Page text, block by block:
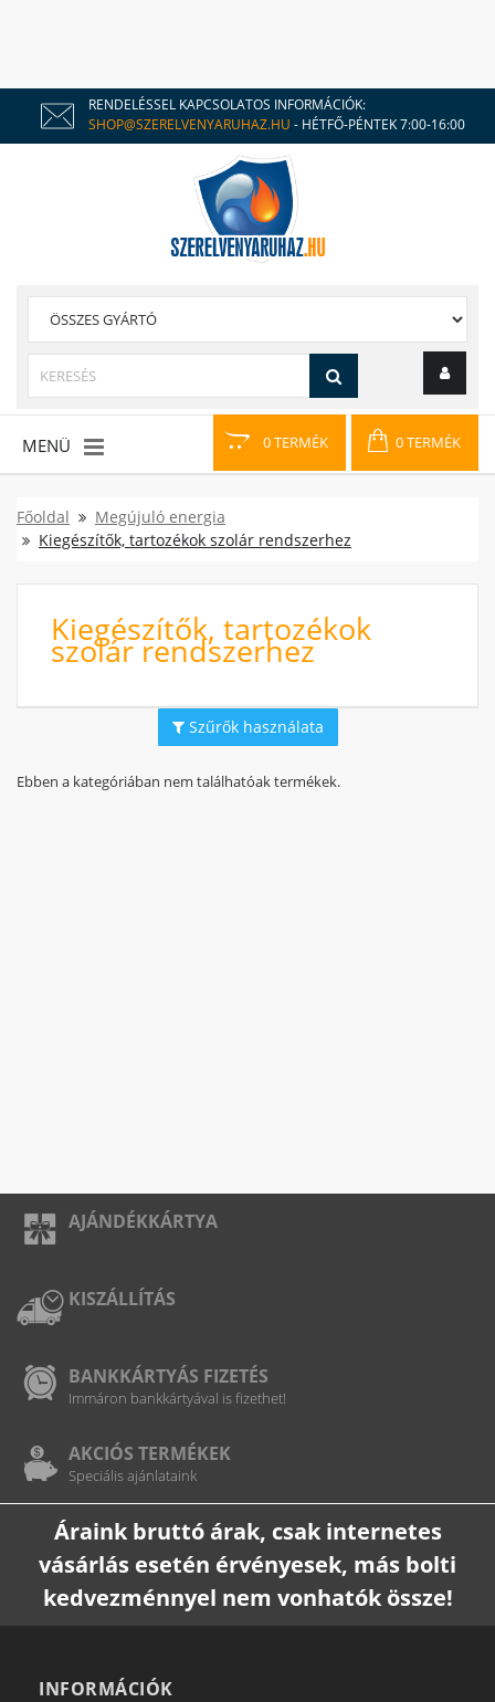
RENDELÉSSEL KAPCSOLATOS INFORMÁCIÓK:
SHOP@SZERELVENYARUHAZ.HU - HÉTFŐ-PÉNTEK 7:00-16:00
0 TERMÉK 0 TERMÉK
MENÜ
Főoldal
Megújuló energia
Kiegészítők, tartozékok szolár rendszerhez
Kiegészítők, tartozékok
szolár rendszerhez
Szűrők használata
Ebben a kategóriában nem találhatóak termékek.
AJÁNDÉKKÁRTYA
KISZÁLLÍTÁS
BANKKÁRTYÁS FIZETÉS
Immáron bankkártyával is fizethet!
AKCIÓS TERMÉKEK
Speciális ajánlataink
Áraink bruttó árak, csak internetes
vásárlás esetén érvényesek, más bolti
kedvezménnyel nem vonhatók össze!
INFORMÁCIÓK